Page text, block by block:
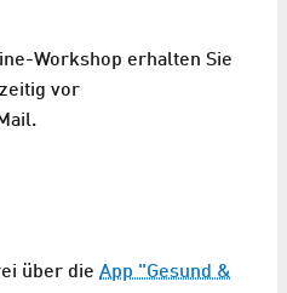
Workshop erhalten Sie
vor
über die App "Gesund &